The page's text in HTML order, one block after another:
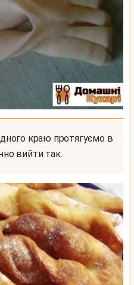
вийти так.